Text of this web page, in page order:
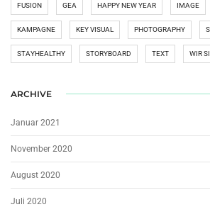
FUSION GEA HAPPY NEW YEAR IMAGE
KAMPAGNE KEY VISUAL PHOTOGRAPHY
STAYHEALTHY STORYBOARD TEXT WIR
ARCHIVE
Januar 2021
November 2020
August 2020
Juli 2020